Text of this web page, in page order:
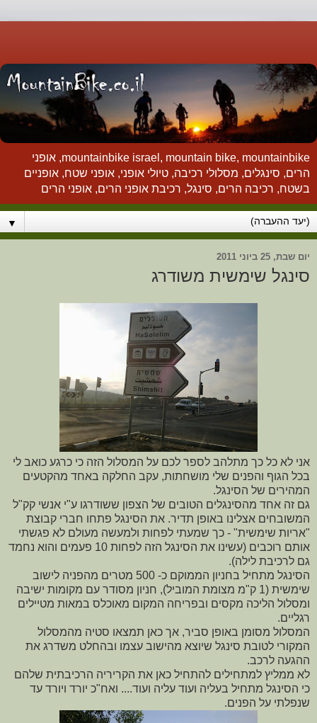
mountainbike israel, mountain bike, mountainbike, אופני
הרים, סינגלים, מסלולי רכיבה, טיולי אופני, אופני שטח, אופניים
בשטח, רכיבה הרים, סינגל, רכיבת אופני הרים, אופני הרים
▼
יום שבת, 25 ביוני 2011
סינגל שימשית משודרג
אני לא כל כך מתלהב לספר לכם על המסלול הזה כי כרגע כואב לי
בכל הגוף והפנים שלי מושחתות, עקב החלקה באחד מהקטעים
המהירים של הסינגל.
גם זה אחד מהסינגלים הטובים של הצפון ששודרגו ע"י אנשי קק"ל
המשובחים אצלינו באופן תדיר. את הסינגל פתחו חברי קבוצת
"אריות שימשית" - כך שמעתי לפחות ולמעשה מעולם לא פגשתי
אותם רוכבים (עשינו את הסינגל הזה לפחות 10 פעמים והוא נחמד
גם לרכיבת לילה).
הסינגל מתחיל בחניון הממוקם כ- 500 מטרים מהפניה לישוב
שימשית (1 ק"מ מצומת המוביל), חניון מסודר עם מקומות ישיבה
ומסלול הליכה מקסים ובפריחה המקום מאוכלס במאות מטיילים
רגליים.
המסלול מסומן באופן סביר, אך כאן תמצאו סטיה מהמסלול
המקורי לטובת סינגל שיוצא מהישוב עצמו ובהחלט משדרג את
ההגעה לרכב.
לא ממליץ למתחילים להתחיל כאן את הקריריה הרכיבתית שלהם
כי הסינגל מתחיל בעליה ועוד עליה ועוד.... ואח"כ יורד ויורד עד
שנפלתי על הפנים.